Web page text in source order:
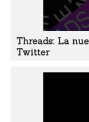
Threads: La
Twitter